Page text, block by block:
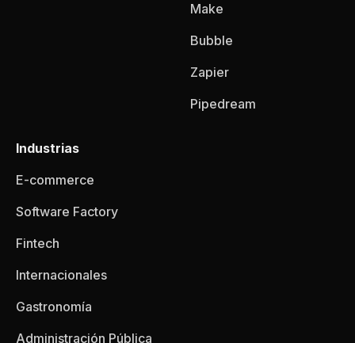
Make
Bubble
Zapier
Pipedream
Industrias
E-commerce
Software Factory
Fintech
Internacionales
Gastronomía
Administración Pública